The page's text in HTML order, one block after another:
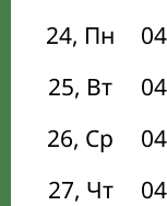
24, Пн
25, Вт
26, Ср
27, Чт